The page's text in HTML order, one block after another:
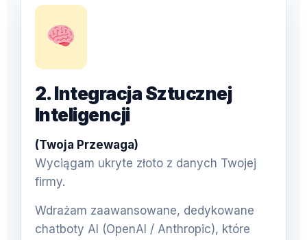
2. Integracja Sztucznej
Inteligencji
(Twoja Przewaga)
Wyciągam ukryte złoto z danych Twojej
firmy.
Wdrażam zaawansowane, dedykowane
chatboty AI (OpenAI / Anthropic), które